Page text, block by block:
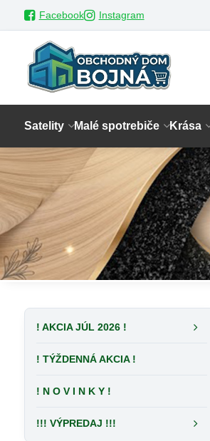
Facebook Instagram
Satelity Malé spotrebiče Krása
! AKCIA JÚL 2026 !
! TÝŽDENNÁ AKCIA !
! N O V I N K Y !
!!! VÝPREDAJ !!!